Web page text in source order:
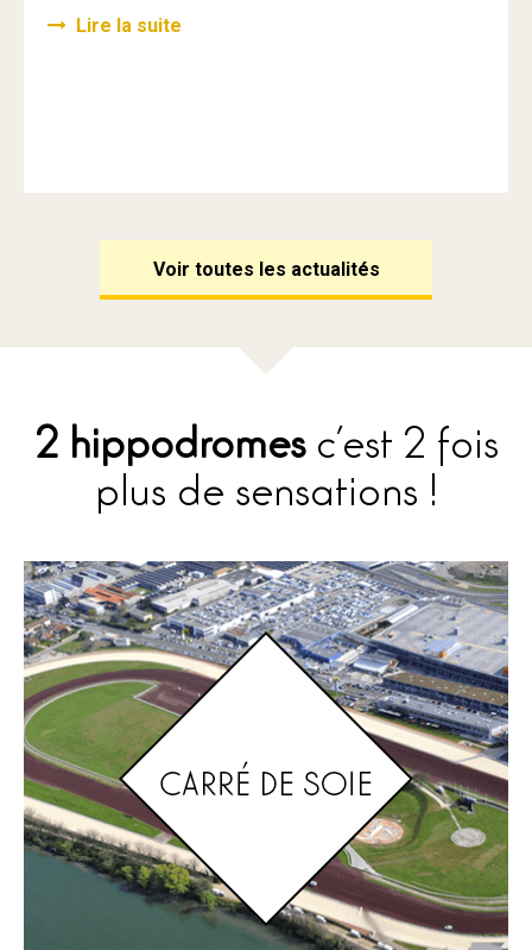
Lire la suite
Voir toutes les actualités
2 hippodromesc’est 2 fois
plus de sensations !